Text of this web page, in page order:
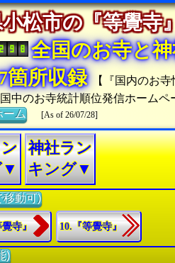
小松市の『等覺
全国のお寺と
箇所収録
【『国内のお寺
中のお寺統計順位発信ホームペ
ーム [As of 26/07/28]
▼
神社ラン
キング▼
移動可)
覺寺』 10.『等覺寺』
)